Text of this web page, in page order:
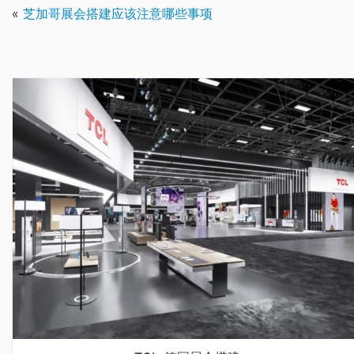
« 芝加哥展会搭建应该注意哪些事项